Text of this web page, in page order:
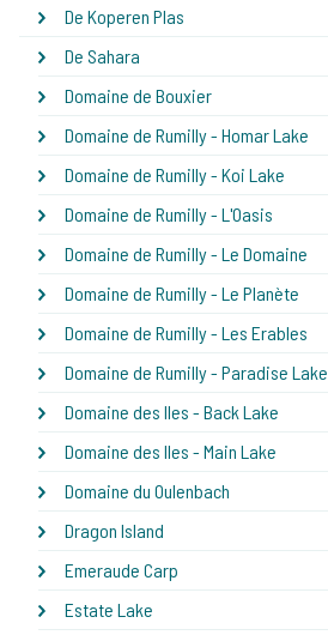
De Koperen Plas
De Sahara
Domaine de Bouxier
Domaine de Rumilly - Homar Lake
Domaine de Rumilly - Koi Lake
Domaine de Rumilly - L'Oasis
Domaine de Rumilly - Le Domaine
Domaine de Rumilly - Le Planète
Domaine de Rumilly - Les Erables
Domaine de Rumilly - Paradise Lake
Domaine des Iles - Back Lake
Domaine des Iles - Main Lake
Domaine du Oulenbach
Dragon Island
Emeraude Carp
Estate Lake